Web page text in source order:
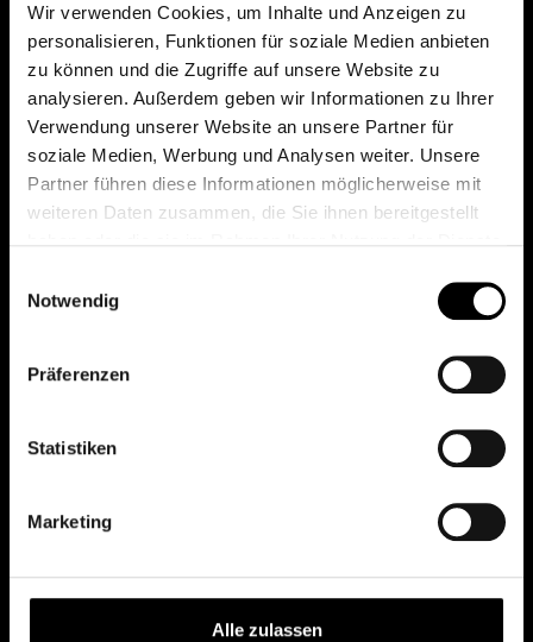
Wir verwenden Cookies, um Inhalte und Anzeigen zu
personalisieren, Funktionen für soziale Medien anbieten
zu können und die Zugriffe auf unsere Website zu
analysieren. Außerdem geben wir Informationen zu Ihrer
Verwendung unserer Website an unsere Partner für
soziale Medien, Werbung und Analysen weiter. Unsere
Partner führen diese Informationen möglicherweise mit
weiteren Daten zusammen, die Sie ihnen bereitgestellt
Notwendig
Präferenzen
Statistiken
Marketing
Alle zulassen
Das erste Depot in Österreich mit 0€ Kontoführung,
0€ Ausgabeaufschlag und 0€ Depotgebühren bei
knapp 2000 Fonds und 0€ Orderspesen.
All rights reserved.
Depot eröffnen
Depot übertragen
Konditionen